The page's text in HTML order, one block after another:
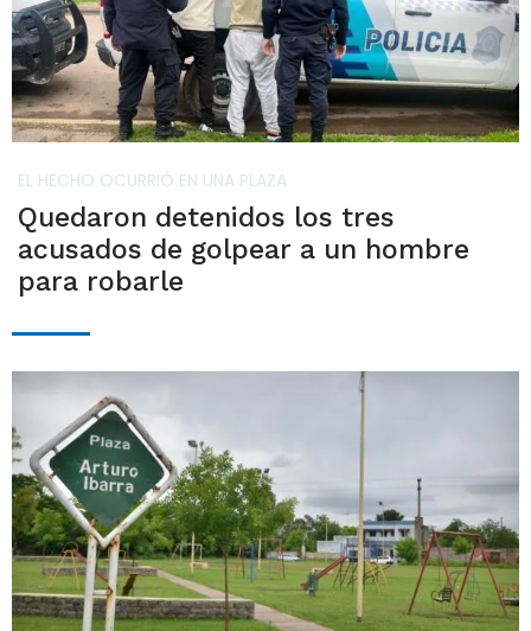
EL HECHO OCURRIÓ EN UNA PLAZA
Quedaron detenidos los tres
acusados de golpear a un hombre
para robarle